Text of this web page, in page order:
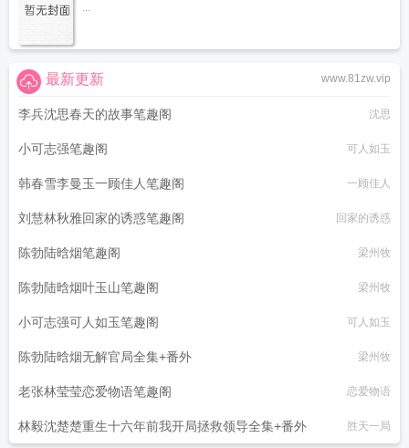
...
www.81zw.vip
最新更新
李兵沈思春天的故事笔趣阁 沈思
小可志强笔趣阁 可人如玉
韩春雪李曼玉一顾佳人笔趣阁 一顾佳人
刘慧林秋雅回家的诱惑笔趣阁 回家的诱惑
陈勃陆晗烟笔趣阁 梁州牧
陈勃陆晗烟叶玉山笔趣阁 梁州牧
小可志强可人如玉笔趣阁 可人如玉
陈勃陆晗烟无解官局全集+番外 梁州牧
老张林莹莹恋爱物语笔趣阁 恋爱物语
林毅沈楚楚重生十六年前我开局拯救领导全集+番外 胜天一局